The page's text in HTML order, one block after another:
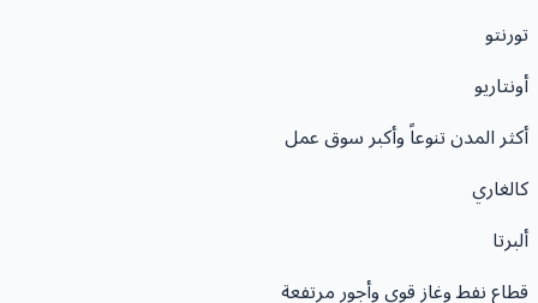
المدن تنوعاً وأكبر سوق عمل
نفط وغاز قوي وأجور مرتفعة